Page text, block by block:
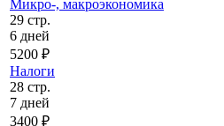
Микро-, макроэкономика
29 стр.
6 дней
5200 ₽
Налоги
28 стр.
7 дней
3400 ₽